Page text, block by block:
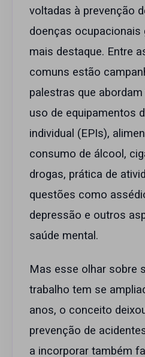
voltadas à prevenção
doenças ocupacionais
mais destaque. Entre
comuns estão
palestras que
uso de equipamentos
individual (EPIs),
consumo de álcool,
drogas, prática de
questões como
depressão e outros
saúde mental.
Mas esse olhar sobre
trabalho tem se
anos, o conceito
prevenção de
a incorporar também